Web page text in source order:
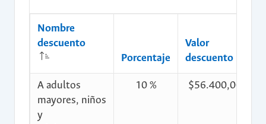
Nombre
descuento
Porcentaje
Valor
descuento
A adultos
mayores, niños
y
10 % $56.400,00